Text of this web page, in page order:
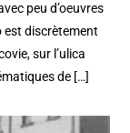
peu d’oeuvres
est discrètement
sur l’ulica
de […]